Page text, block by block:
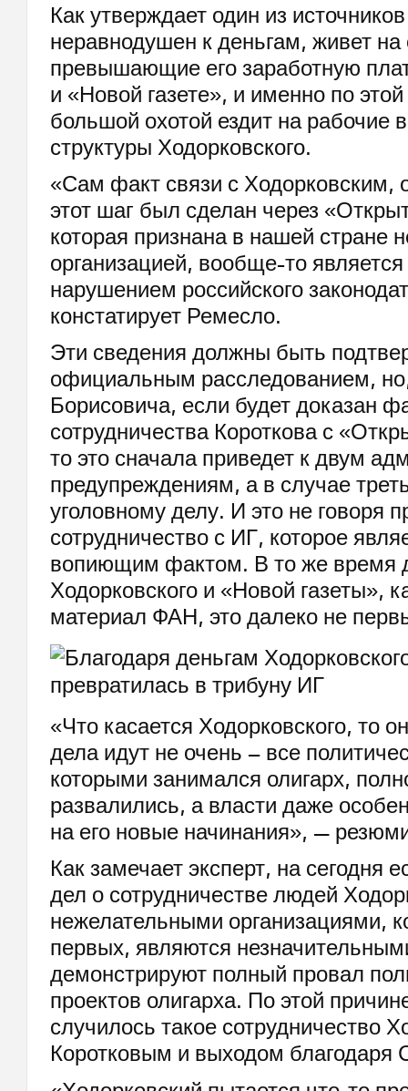
Как утверждает один из
неравнодушен к деньгам, живет на
превышающие его заработную
и «Новой газете», и именно по
большой охотой ездит на рабочие
структуры Ходорковского.
«Сам факт связи с Ходорковским,
этот шаг был сделан через
которая признана в нашей стране
организацией, вообще-то
нарушением российского
констатирует Ремесло.
Эти сведения должны быть
официальным расследованием,
Борисовича, если будет доказан
сотрудничества Короткова с
то это сначала приведет к двум
предупреждениям, а в случае
уголовному делу. И это не говоря
сотрудничество с ИГ, которое
вопиющим фактом. В то же время
Ходорковского и «Новой газеты»,
материал ФАН, это далеко не
«Что касается Ходорковского, то
дела идут не очень – все
которыми занимался олигарх,
развалились, а власти даже
на его новые начинания», —
Как замечает эксперт, на сегодня
дел о сотрудничестве людей
нежелательными организациями,
первых, являются
демонстрируют полный провал
проектов олигарха. По этой
случилось такое сотрудничество
Коротковым и выходом